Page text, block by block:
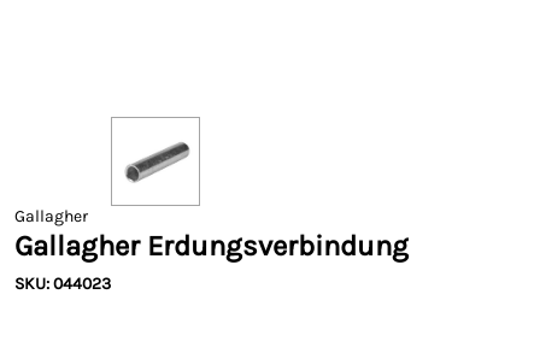
Gallagher
Gallagher Erdungsverbindung
SKU: 044023